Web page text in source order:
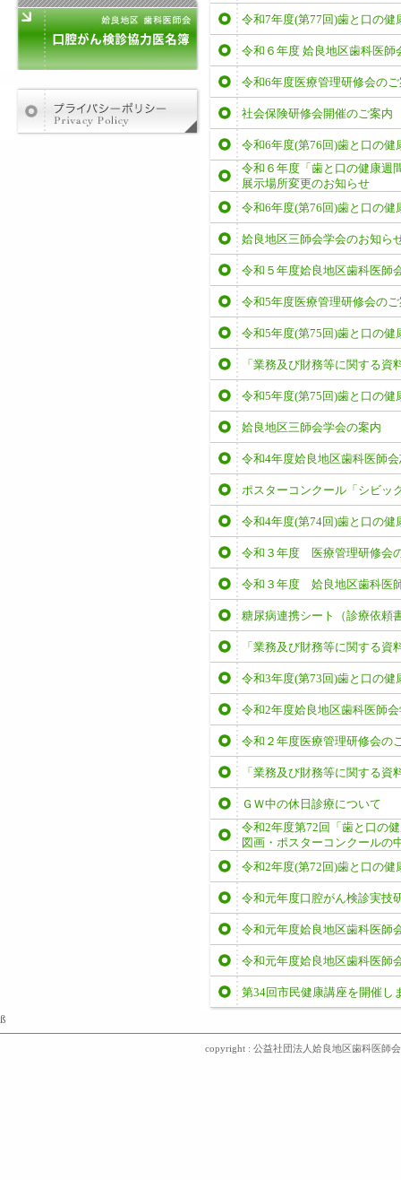
令和7年度(第77回)歯と口の
令和６年度 姶良地区歯科医師
令和6年度医療管理研修会の
社会保険研修会開催のご案内
令和6年度(第76回)歯と口の
令和６年度「歯と口の健康週
展示場所変更のお知らせ
令和6年度(第76回)歯と口の
姶良地区三師会学会のお知ら
令和５年度姶良地区歯科医師
令和5年度医療管理研修会の
令和5年度(第75回)歯と口の
「業務及び財務等に関する資
令和5年度(第75回)歯と口の
姶良地区三師会学会の案内
令和4年度姶良地区歯科医師
ポスターコンクール「シビッ
令和4年度(第74回)歯と口の
令和３年度 医療管理研修会
令和３年度 姶良地区歯科医
糖尿病連携シート（診療依頼
「業務及び財務等に関する資
令和3年度(第73回)歯と口の
令和2年度姶良地区歯科医師
令和２年度医療管理研修会の
「業務及び財務等に関する資
ＧＷ中の休日診療について
令和2年度第72回「歯と口
図画・ポスターコンクールの
令和2年度(第72回)歯と口の
令和元年度口腔がん検診実技
令和元年度姶良地区歯科医
令和元年度姶良地区歯科医師
第34回市民健康講座を開催し
ß
copyright : 公益社団法人姶良地区歯科医